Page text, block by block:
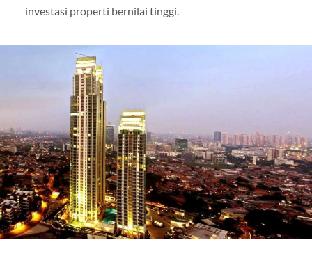
investasi properti bernilai tinggi.